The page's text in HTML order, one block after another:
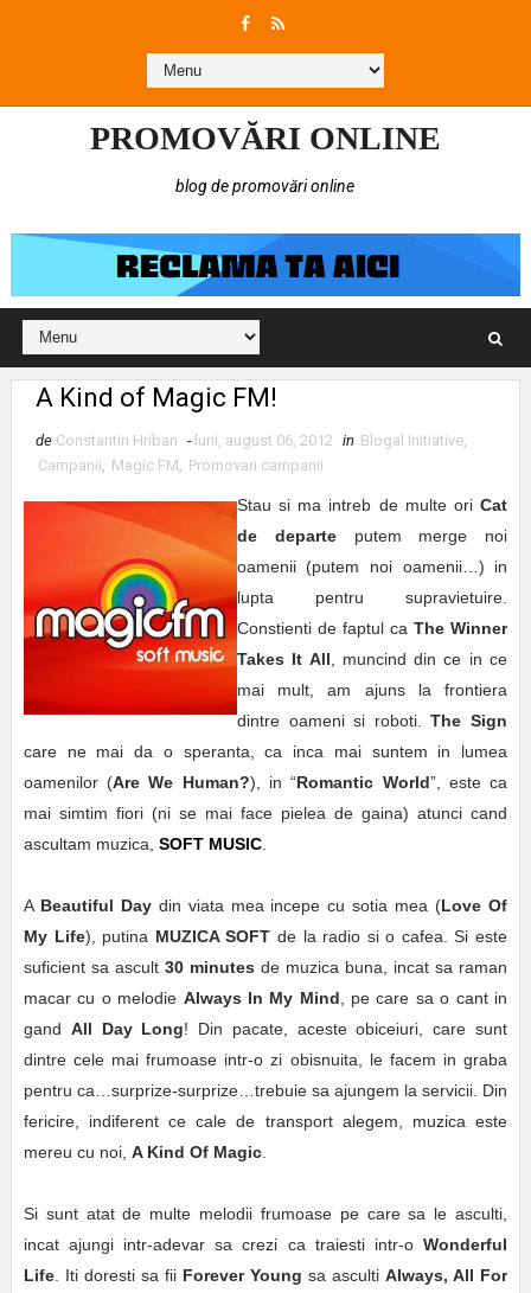
PROMOVĂRI ONLINE
blog de promovări online
A Kind of Magic FM!
de Constantin Hriban - luni, august 06, 2012 in Blogal Initiative,
Campanii, Magic FM, Promovari campanii
Stau si ma intreb de multe oriCat
de departeputem merge noi
oamenii (putem noi oamenii…) in
lupta pentru supravietuire.
Constienti de faptul caThe Winner
Takes It All , muncind din ce in ce
mai mult, am ajuns la frontiera
dintre oameni si roboti.The Sign
care ne mai da o speranta, ca inca mai suntem in lumea
oamenilor (Are We Human?), in “Romantic World”, este ca
mai simtim fiori (ni se mai face pielea de gaina) atunci cand
ascultam muzica, SOFT MUSIC.
A Beautiful Daydin viata mea incepe cu sotia mea (Love Of
My Life), putina MUZICA SOFT de la radio si o cafea. Si este
suficient sa ascult 30 minutes de muzica buna, incat sa raman
macar cu o melodie Always In My Mind , pe care sa o cant in
gand All Day Long! Din pacate, aceste obiceiuri, care sunt
dintre cele mai frumoase intr-o zi obisnuita, le facem in graba
pentru ca…surprize-surprize…trebuie sa ajungem la servicii. Din
fericire, indiferent ce cale de transport alegem, muzica este
mereu cu noi, A Kind Of Magic.
Si sunt atat de multe melodii frumoase pe care sa le asculti,
incat ajungi intr-adevar sa crezi ca traiesti intr-oWonderful
Life. Iti doresti sa fii Forever Youngsa ascultiAlways, All For